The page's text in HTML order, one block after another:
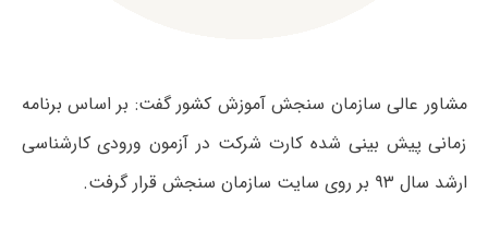
مشاور عالی سازمان سنجش آموزش کشور گفت: بر اساس برنامه
زمانی پیش بینی شده کارت شرکت در آزمون ورودی کارشناسی
ارشد سال ۹۳ بر روی سایت سازمان سنجش قرار گرفت.